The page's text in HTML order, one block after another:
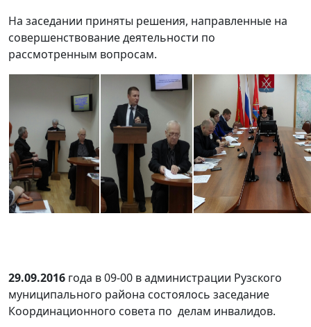
На заседании приняты решения, направленные на
совершенствование деятельности по
рассмотренным вопросам.
29.09.2016 года в 09-00 в администрации Рузского
муниципального района состоялось заседание
Координационного совета по делам инвалидов.